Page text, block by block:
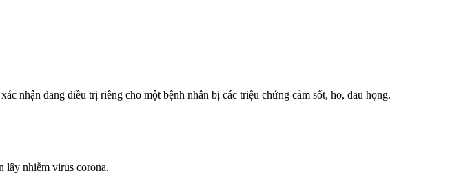
nhận đang điều trị riêng cho một bệnh nhân bị các triệu chứng cảm sốt, ho, đau họng.
lây nhiễm virus corona.